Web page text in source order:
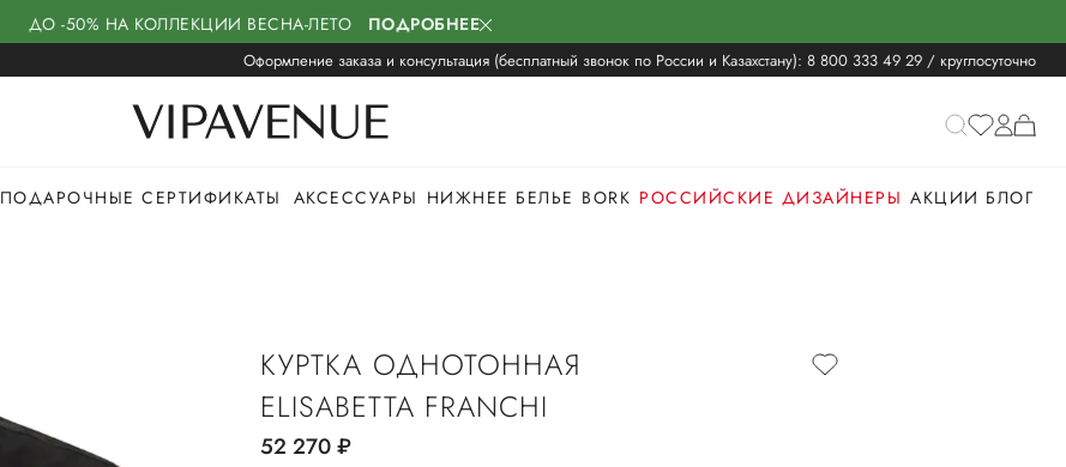
ДО -50% НА КОЛЛЕКЦИИ ВЕСНА-ЛЕТО ПОДРОБНЕЕ
Оформление заказа и консультация (бесплатный звонок по России и Казахстану): 8 800 333 49 29 / круглосуточно
ПОДАРОЧНЫЕ СЕРТИФИКАТЫ АКСЕССУАРЫ НИЖНЕЕ БЕЛЬЕ BORK РОССИЙСКИЕ ДИЗАЙНЕРЫ АКЦИИ БЛОГ
КУРТКА ОДНОТОННАЯ
ELISABETTA FRANCHI
52 270руб.